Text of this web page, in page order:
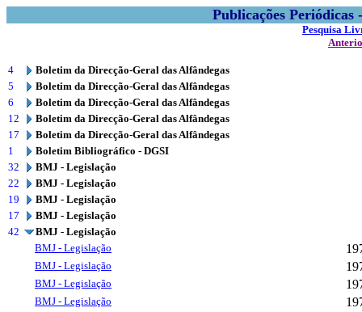
Publicações
Pesquisa
4
Boletim da Direcção-Geral das Alfândegas
5
Boletim da Direcção-Geral das Alfândegas
6
Boletim da Direcção-Geral das Alfândegas
12
Boletim da Direcção-Geral das Alfândegas
17
Boletim da Direcção-Geral das Alfândegas
1
Boletim Bibliográfico - DGSI
32
BMJ - Legislação
22
BMJ - Legislação
19
BMJ - Legislação
17
BMJ - Legislação
42
BMJ - Legislação
BMJ - Legislação
BMJ - Legislação
BMJ - Legislação
BMJ - Legislação